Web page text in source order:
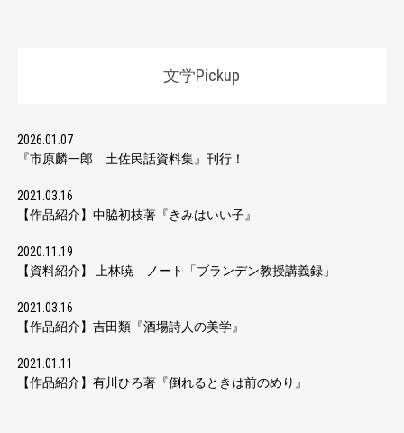
文学Pickup
2026.01.07
『市原麟一郎 土佐民話資料集』刊行！
2021.03.16
【作品紹介】中脇初枝著『きみはいい子』
2020.11.19
【資料紹介】 上林暁 ノート「ブランデン教授講義録」
2021.03.16
【作品紹介】吉田類『酒場詩人の美学』
2021.01.11
【作品紹介】有川ひろ著『倒れるときは前のめり』